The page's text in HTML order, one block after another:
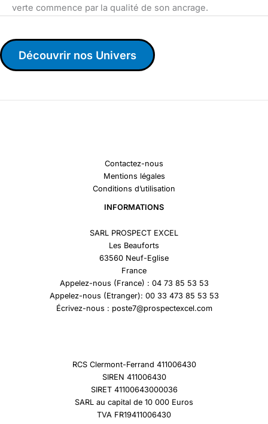
verte commence par la qualité de son ancrage.
Découvrir nos Univers
Contactez-nous
Mentions légales
Conditions d’utilisation
INFORMATIONS
SARL PROSPECT EXCEL
Les Beauforts
63560 Neuf-Eglise
France
Appelez-nous (France) : 04 73 85 53 53
Appelez-nous (Etranger): 00 33 473 85 53 53
Écrivez-nous : poste7@prospectexcel.com
RCS Clermont-Ferrand 411006430
SIREN 411006430
SIRET 41100643000036
SARL au capital de 10 000 Euros
TVA FR19411006430